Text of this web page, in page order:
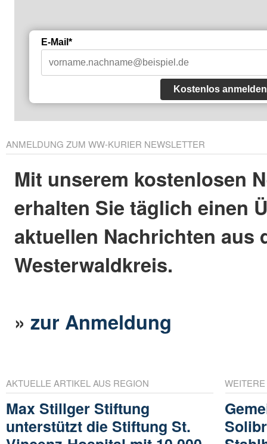
E-Mail*
Kostenlos anmelden
ANMELDUNG ZUM WW-KURIER NEWSLETTER
Mit unserem kostenlosen
erhalten Sie täglich einen
aktuellen Nachrichten aus
Westerwaldkreis.
»zur Anmeldung
AKTUELLE ARTIKEL AUS REGION
Max Stillger Stiftung
unterstützt die Stiftung St.